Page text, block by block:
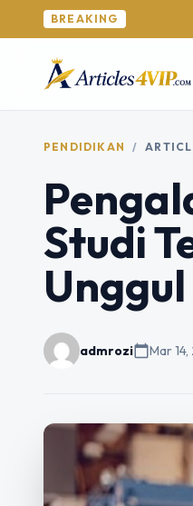
BREAKING
PENDIDIKAN /
Studi
Unggul
admrozicalendar_todayMar